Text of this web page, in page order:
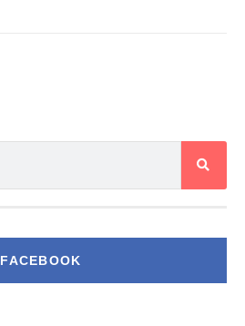
FACEBOOK